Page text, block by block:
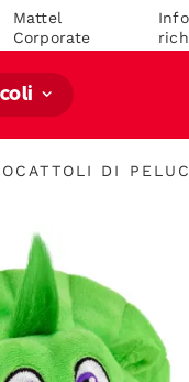
Mattel
Corporate
DI